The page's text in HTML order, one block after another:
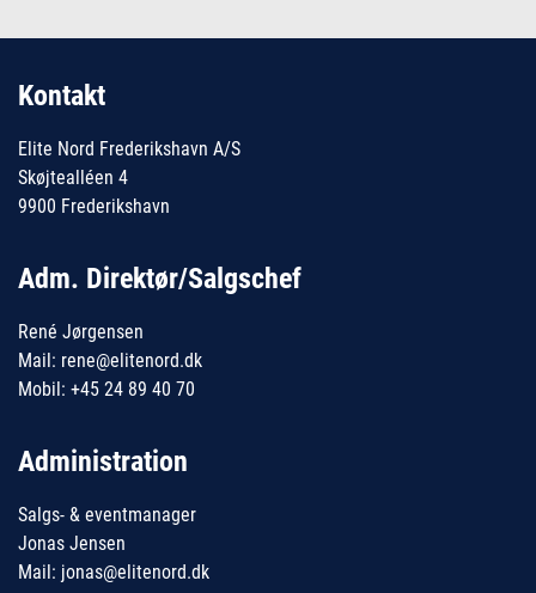
Kontakt
Elite Nord Frederikshavn A/S
Skøjtealléen 4
9900 Frederikshavn
Adm. Direktør/Salgschef
René Jørgensen
Mail: rene@elitenord.dk
Mobil: +45 24 89 40 70
Administration
Salgs- & eventmanager
Jonas Jensen
Mail: jonas@elitenord.dk